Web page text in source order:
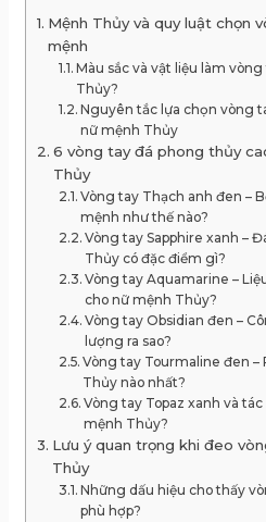
Mệnh Thủy và quy luật chọn
mệnh
Màu sắc và vật liệu làm
Thủy?
Nguyên tắc lựa chọn vòng
nữ mệnh Thủy
6 vòng tay đá phong thủy
Thủy
Vòng tay Thạch anh đen –
mệnh như thế nào?
Vòng tay Sapphire xanh –
Thủy có đặc điểm gì?
Vòng tay Aquamarine –
cho nữ mệnh Thủy?
Vòng tay Obsidian đen –
lượng ra sao?
Vòng tay Tourmaline đen
Thủy nào nhất?
Vòng tay Topaz xanh và
mệnh Thủy?
Lưu ý quan trọng khi đeo
Thủy
Những dấu hiệu cho thấy
phù hợp?